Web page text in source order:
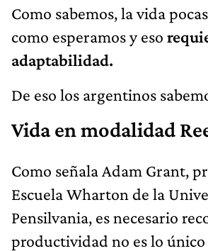
Como sabemos, la vida
como esperamos y eso
adaptabilidad.
De eso los argentinos
Vida en modalidad
Como señala Adam Grant,
Escuela Wharton de la
Pensilvania, es necesario
productividad no es lo